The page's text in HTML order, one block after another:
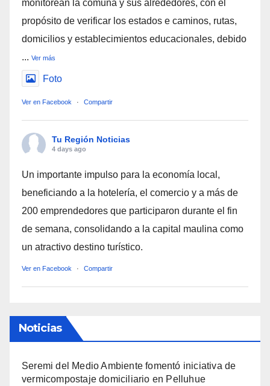
monitorean la comuna y sus alrededores, con el
propósito de verificar los estados e caminos, rutas,
domicilios y establecimientos educacionales, debido
... Ver más
Foto
Ver en Facebook · Compartir
Tu Región Noticias
4 days ago
Un importante impulso para la economía local,
beneficiando a la hotelería, el comercio y a más de
200 emprendedores que participaron durante el fin
de semana, consolidando a la capital maulina como
un atractivo destino turístico.
Ver en Facebook · Compartir
Noticias
Seremi del Medio Ambiente fomentó iniciativa de
vermicompostaje domiciliario en Pelluhue